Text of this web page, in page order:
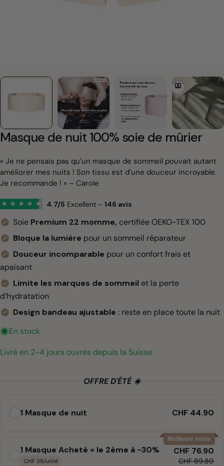
Masque de nuit 100% soie de mûrier
« Je ne pensais pas qu’un masque de sommeil pouvait autant
améliorer mes nuits ! Son tissu est d’une douceur incroyable.
Je recommande ! » – Carole
★ ★ ★ ★ ★ 4.7/5 Excellent – 146 avis
Soie Premium 22 momme, certifiée OEKO-TEX 100
Bloque la lumière pour un sommeil réparateur
Douceur incomparable pour un confort frais et
apaisant
Limite les marques de sommeil et la perte
d’hydratation
Design bandeau ajustable : reste en place toute la nuit
En stock
Livré en 2-4 jours ouvrés depuis la Suisse
OFFRE D'ÉTÉ ☀️
1 Masque de nuit CHF 44.90
Meilleure vente
1 Masque Acheté = le 2ème à -30%
CHF 38/unité
CHF 76.90
CHF 89.80